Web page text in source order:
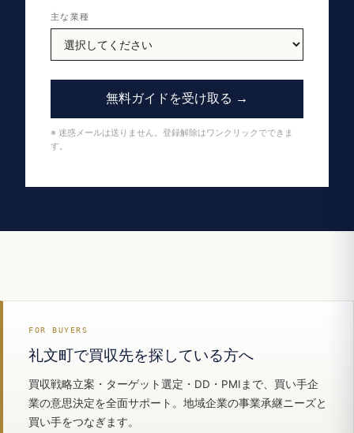
主な業種
無料ガイドを受け取る →
※ 迷惑メールは送りません。登録解除はワンクリックでできま
す。
FOR BUYERS
礼文町で買収先を探している方へ
買収戦略立案・ターゲット選定・DD・PMIまで、買い手企
業の意思決定を全面サポート。地域企業の事業承継ニーズと
買い手をつなぎます。